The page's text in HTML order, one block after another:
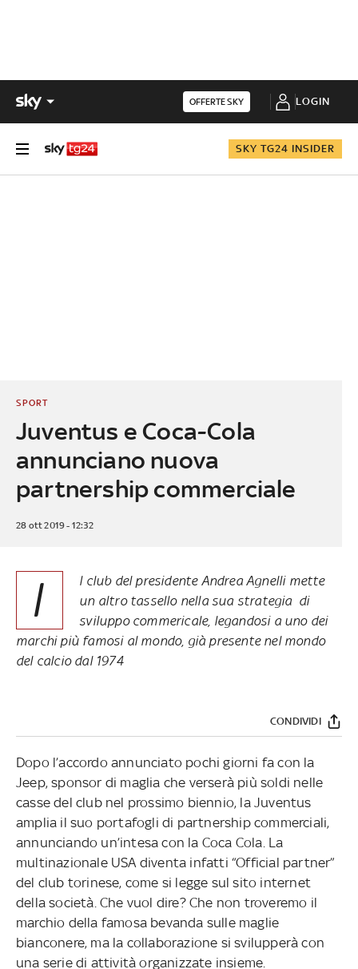
OFFERTE SKY LOGIN
SKY TG24 INSIDER
Juventus e Coca-Cola
annunciano nuova
partnership commerciale
SPORT
28 ott 2019 - 12:32
I
l club del presidente Andrea Agnelli mette
un altro tassello nella sua strategia di
sviluppo commericale, legandosi a uno dei
marchi più famosi al mondo, già presente nel mondo
del calcio dal 1974
CONDIVIDI
Dopo l’accordo annunciato pochi giorni fa con la
Jeep, sponsor di maglia che verserà più soldi nelle
casse del club nel prossimo biennio, la Juventus
amplia il suo portafogli di partnership commerciali,
annunciando un’intesa con la Coca Cola. La
multinazionale USA diventa infatti “Official partner”
del club torinese, come si legge sul sito internet
della società. Che vuol dire? Che non troveremo il
marchio della famosa bevanda sulle maglie
bianconere, ma la collaborazione si svilupperà con
una serie di attività organizzate insieme.